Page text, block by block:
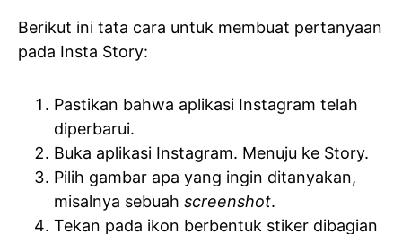
Berikut ini tata cara untuk membuat pertanyaan
pada Insta Story:
Pastikan bahwa aplikasi Instagram telah
diperbarui.
Buka aplikasi Instagram. Menuju ke Story.
Pilih gambar apa yang ingin ditanyakan,
misalnya sebuah screenshot.
Tekan pada ikon berbentuk stiker dibagian